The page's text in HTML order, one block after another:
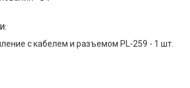
с кабелем и разъемом PL-259 - 1 шт.